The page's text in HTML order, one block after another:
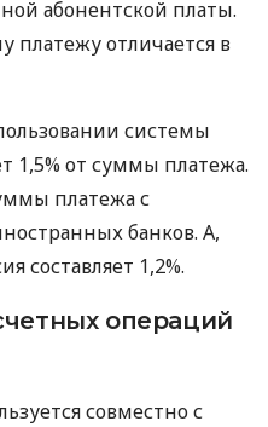
абонентской платы.
платежу отличается в
системы
1,5% от суммы платежа.
платежа с
банков. А,
составляет 1,2%.
операций
совместно с